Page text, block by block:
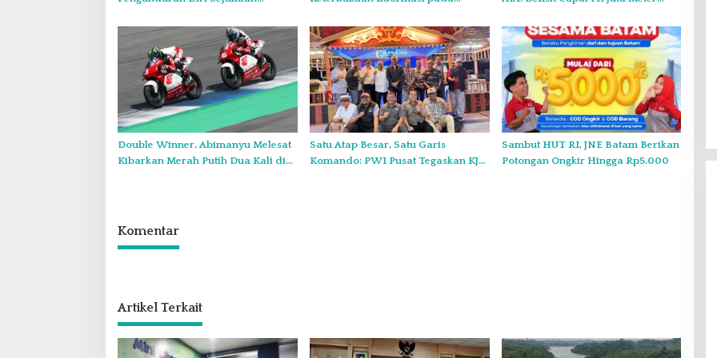
Administrasi dengan PWI Pusat
Diskominfo Kepri
Double Winner, Abimanyu Melesat
Kibarkan Merah Putih Dua Kali di
Satu Atap Besar, Satu Garis
Komando: PWI Pusat Tegaskan KJK
Sambut HUT RI, JNE Batam Berikan
Potongan Ongkir Hingga Rp5.000
Komentar
Artikel Terkait